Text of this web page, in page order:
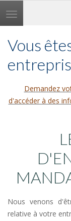
Toggle
navigation
Vous
Demandez
d'accéder à des
Nous venons
relative à votre